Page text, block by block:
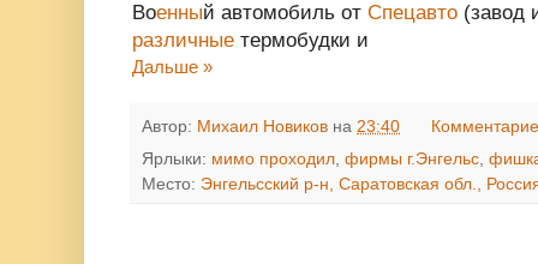
Военный автомобиль от Спецавто (завод
различные термобудки и
Дальше »
Автор: Михаил Новиков на 23:40
Ярлыки: мимо проходил фирмы г.Энгельс
Место: Энгельсский р-н, Саратовская обл.,